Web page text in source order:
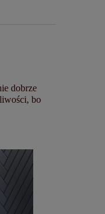
dobrze
bo